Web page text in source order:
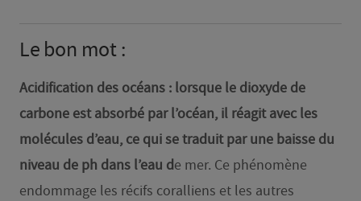
Le bon mot :
Acidification des océans : lorsque le dioxyde de
carbone est absorbé par l’océan, il réagit avec les
molécules d’eau, ce qui se traduit par une baisse du
niveau de ph dans l’eau de mer. Ce phénomène
endommage les récifs coralliens et les autres